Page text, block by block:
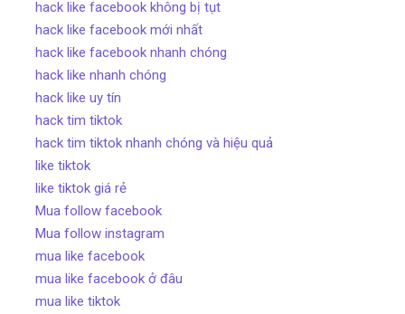
hack like facebook không bị tụt
hack like facebook mới nhất
hack like facebook nhanh chóng
hack like nhanh chóng
hack like uy tín
hack tim tiktok
hack tim tiktok nhanh chóng và hiệu quả
like tiktok
like tiktok giá rẻ
Mua follow facebook
Mua follow instagram
mua like facebook
mua like facebook ở đâu
mua like tiktok